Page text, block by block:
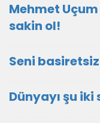
Mehmet
sakin ol!
Seni
Dünyayı şu